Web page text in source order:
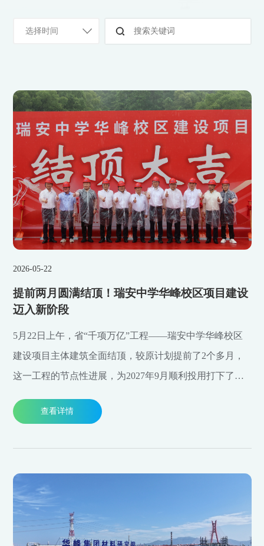
选择时间
2026-05-22
提前两月圆满结顶！瑞安中学华峰校区项目建设
迈入新阶段
5月22日上午，省“千项万亿”工程——瑞安中学华峰校区
建设项目主体建筑全面结顶，较原计划提前了2个多月，
这一工程的节点性进展，为2027年9月顺利投用打下了坚
查看详情